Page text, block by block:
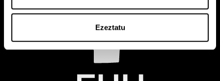
Ezeztatu